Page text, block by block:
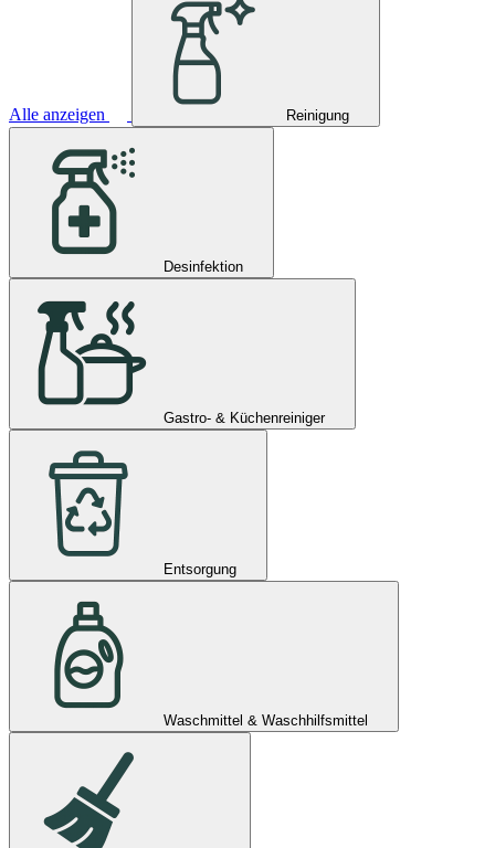
Alle anzeigen Reinigung
Desinfektion
Gastro- & Küchenreiniger
Entsorgung
Waschmittel & Waschhilfsmittel